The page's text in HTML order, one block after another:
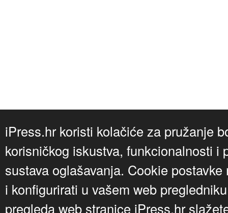
iPress.hr koristi kolačiće za pružanje
korisničkog iskustva, funkcionalnosti i
sustava oglašavanja. Cookie
i konfigurirati u vašem web
pregleda web stranice iPress.hr